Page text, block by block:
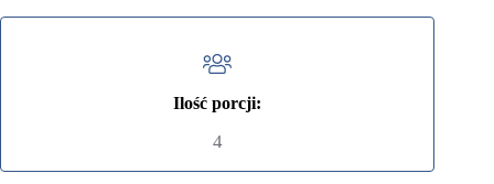
Ilość porcji:
4